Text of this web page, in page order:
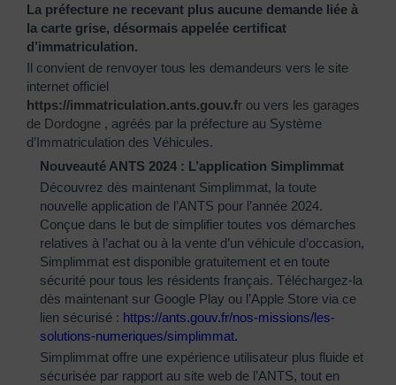
La préfecture ne recevant plus aucune demande liée à
la carte grise, désormais appelée certificat
d’immatriculation.
Il convient de renvoyer tous les demandeurs vers le site
internet officiel
https://immatriculation.ants.gouv.fr ou vers les garages
de Dordogne , agréés par la préfecture au Système
d’Immatriculation des Véhicules.
Nouveauté ANTS 2024 : L’application Simplimmat
Découvrez dès maintenant Simplimmat, la toute
nouvelle application de l’ANTS pour l’année 2024.
Conçue dans le but de simplifier toutes vos démarches
relatives à l’achat ou à la vente d’un véhicule d’occasion,
Simplimmat est disponible gratuitement et en toute
sécurité pour tous les résidents français. Téléchargez-la
dès maintenant sur Google Play ou l’Apple Store via ce
lien sécurisé : https://ants.gouv.fr/nos-missions/les-
solutions-numeriques/simplimmat.
Simplimmat offre une expérience utilisateur plus fluide et
sécurisée par rapport au site web de l’ANTS, tout en